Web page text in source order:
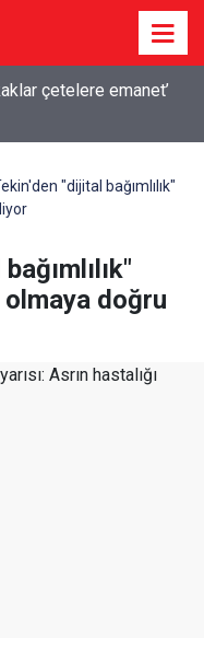
çetelere emanet’
"dijital bağımlılık"
olmaya doğru